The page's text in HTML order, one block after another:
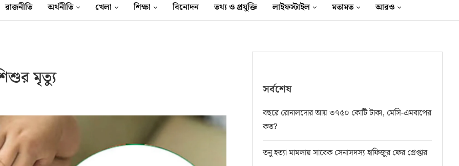
রাজনীতি অর্থনীতি খেলা শিক্ষা বিনোদন তথ‍্য ও প্রযুক্তি লাইফস্টাইল মতামত আরও
মৃত্যু সর্বশেষ
বছরে রোনালদোর আয় ৩৭৫০ কোটি টাকা, মেসি-এমবাপের
কত?
তনু হত্যা মামলায় সাবেক সেনাসদস্য হাফিজুর ফের গ্রেপ্তার